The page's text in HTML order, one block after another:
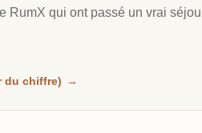
RumX qui ont passé un vrai
du chiffre) →